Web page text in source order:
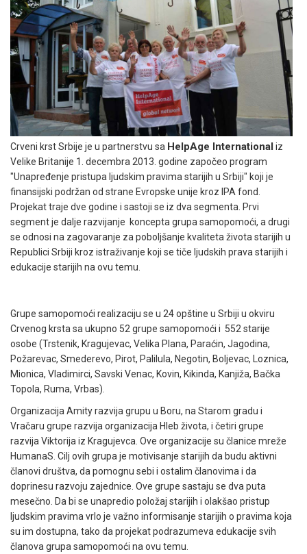
Crveni krst Srbije je u partnerstvu sa HelpAge International iz
Velike Britanije 1. decembra 2013. godine započeo program
"Unapređenje pristupa ljudskim pravima starijih u Srbiji" koji je
finansijski podržan od strane Evropske unije kroz IPA fond.
Projekat traje dve godine i sastoji se iz dva segmenta. Prvi
segment je dalje razvijanje koncepta grupa samopomoći, a drugi
se odnosi na zagovaranje za poboljšanje kvaliteta života starijih u
Republici Srbiji kroz istraživanje koji se tiče ljudskih prava starijih i
edukacije starijih na ovu temu.
Grupe samopomoći realizaciju se u 24 opštine u Srbiji u okviru
Crvenog krsta sa ukupno 52 grupe samopomoći i 552 starije
osobe (Trstenik, Kragujevac, Velika Plana, Paraćin, Jagodina,
Požarevac, Smederevo, Pirot, Palilula, Negotin, Boljevac, Loznica,
Mionica, Vladimirci, Savski Venac, Kovin, Kikinda, Kanjiža, Bačka
Topola, Ruma, Vrbas).
Organizacija Amity razvija grupu u Boru, na Starom gradu i
Vračaru grupe razvija organizacija Hleb života, i četiri grupe
razvija Viktorija iz Kragujevca. Ove organizacije su članice mreže
HumanaS. Cilj ovih grupa je motivisanje starijih da budu aktivni
članovi društva, da pomognu sebi i ostalim članovima i da
doprinesu razvoju zajednice. Ove grupe sastaju se dva puta
mesečno. Da bi se unapredio položaj starijih i olakšao pristup
ljudskim pravima vrlo je važno informisanje starijih o pravima koja
su im dostupna, tako da projekat podrazumeva edukacije svih
članova grupa samopomoći na ovu temu.